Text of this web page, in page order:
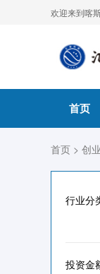
欢迎来到喀
首页
首页 > 创
行业分
投资金